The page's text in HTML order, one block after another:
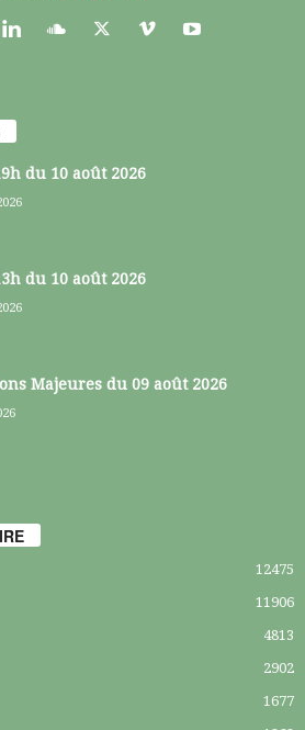
du 10 août 2026
du 10 août 2026
Majeures du 09 août 2026
12475
11906
4813
2902
1677